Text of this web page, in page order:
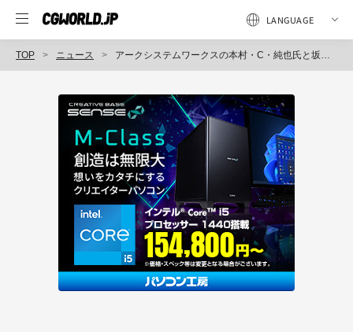
TOP ニュース アークシステムワークスの本村・C・純也氏と坂村英彦氏をゲストに、「『GUILTY GEAR Xrd』リアルタイムアニメビジュアルの作り方」をテーマにした公開講座を開催（バンタンゲームアカデミー）